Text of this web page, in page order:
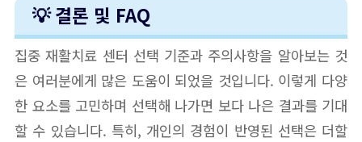
💡 결론 및 FAQ
집중 재활치료 센터 선택 기준과 주의사항을 알아보는 것
은 여러분에게 많은 도움이 되었을 것입니다. 이렇게 다양
한 요소를 고민하며 선택해 나가면 보다 나은 결과를 기대
할 수 있습니다. 특히, 개인의 경험이 반영된 선택은 더할